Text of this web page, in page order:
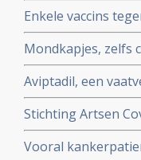
Enkele vaccins
onderzocht
Mondkapjes, zelfs
tientallen
Nederlandse
Aviptadil, een
te behandelen
procent versus 27
Stichting Artsen
het coronavirus -
Vooral